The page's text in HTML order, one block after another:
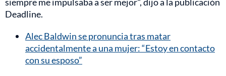
Deadline.
Alec Baldwin se pronuncia tras matar
accidentalmente a una mujer: “Estoy en contacto
con su esposo”